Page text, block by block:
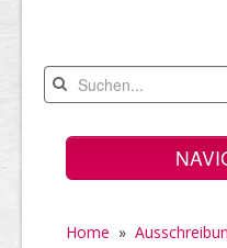
Home »